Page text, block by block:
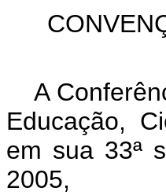
A
Educação,
em sua 33ª
2005,